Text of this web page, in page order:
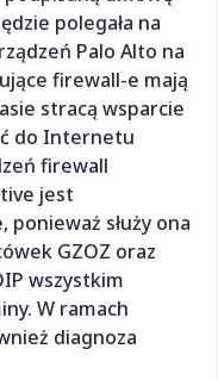
polegała na
Palo Alto na
firewall-e mają
stracą wsparcie
do Internetu
firewall
jest
służy ona
GZOZ oraz
wszystkim
W ramach
diagnoza